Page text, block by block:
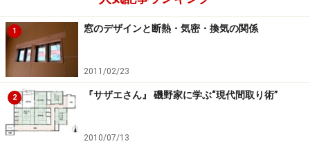
1 窓のデザインと断熱・気密・換気の関係
2011/02/23
2 『サザエさん』 磯野家に学ぶ“現代間取り術”
2010/07/13